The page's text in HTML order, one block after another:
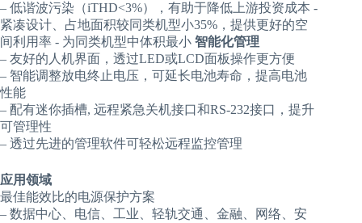
– 低谐波污染（iTHD<3%），有助于降低上游投资成本 -
紧凑设计、占地面积较同类机型小35%，提供更好的空
间利用率 - 为同类机型中体积最小 智能化管理
– 友好的人机界面，透过LED或LCD面板操作更方便
– 智能调整放电终止电压，可延长电池寿命，提高电池
性能
– 配有迷你插槽, 远程紧急关机接口和RS-232接口，提升
可管理性
– 透过先进的管理软件可轻松远程监控管理
应用领域
最佳能效比的电源保护方案
– 数据中心、电信、工业、轻轨交通、金融、网络、安